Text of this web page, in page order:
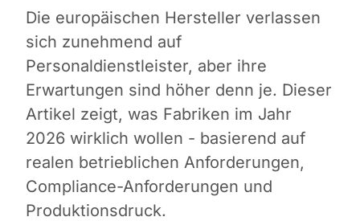
Die europäischen Hersteller verlassen
sich zunehmend auf
Personaldienstleister, aber ihre
Erwartungen sind höher denn je. Dieser
Artikel zeigt, was Fabriken im Jahr
2026 wirklich wollen - basierend auf
realen betrieblichen Anforderungen,
Compliance-Anforderungen und
Produktionsdruck.